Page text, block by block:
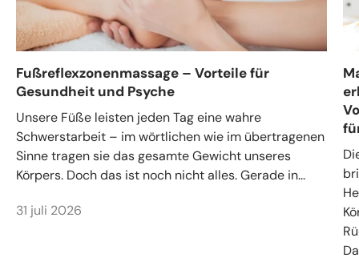
Fußreflexzonenmassage – Vorteile für
Gesundheit und Psyche
Unsere Füße leisten jeden Tag eine wahre
Schwerstarbeit – im wörtlichen wie im übertragenen
Sinne tragen sie das gesamte Gewicht unseres
Körpers. Doch das ist noch nicht alles. Gerade in...
31 juli 2026